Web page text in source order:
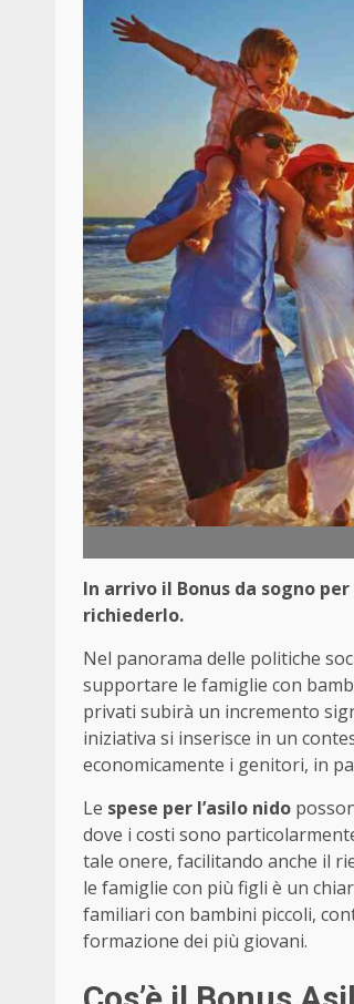
In arrivo il Bonus da sogno
richiederlo.
Nel panorama delle politiche
supportare le famiglie con
privati subirà un incremento
iniziativa si inserisce in un
economicamente i genitori, in
Le spese per l’asilo nido
dove i costi sono
tale onere, facilitando anche il
le famiglie con più figli è un
familiari con bambini piccoli,
formazione dei più giovani.